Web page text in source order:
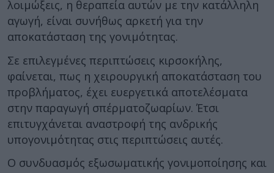
λοιμώξεις, η θεραπεία αυτών με την κατάλληλη
αγωγή, είναι συνήθως αρκετή για την
αποκατάσταση της γονιμότητας.
Σε επιλεγμένες περιπτώσεις κιρσοκήλης,
φαίνεται, πως η χειρουργική αποκατάσταση του
προβλήματος, έχει ευεργετικά αποτελέσματα
στην παραγωγή σπέρματοζωαρίων. Έτσι
επιτυγχάνεται αναστροφή της ανδρικής
υπογονιμότητας στις περιπτώσεις αυτές.
Ο συνδυασμός εξωσωματικής γονιμοποίησης και